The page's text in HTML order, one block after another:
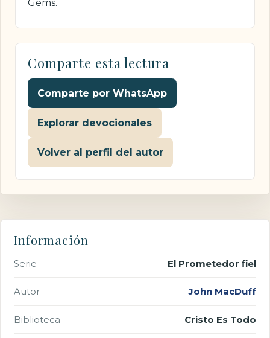
Gems.
Comparte esta lectura
Comparte por WhatsApp
Explorar devocionales
Volver al perfil del autor
Información
Serie El Prometedor fiel
Autor John MacDuff
Biblioteca Cristo Es Todo